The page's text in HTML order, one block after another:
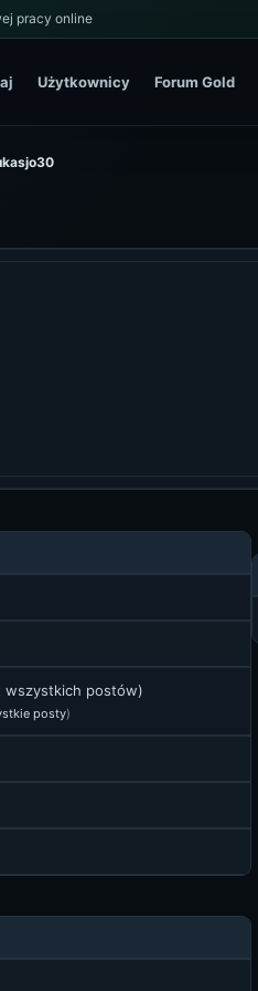
pracy online
Użytkownicy Forum Gold
postów)
posty)